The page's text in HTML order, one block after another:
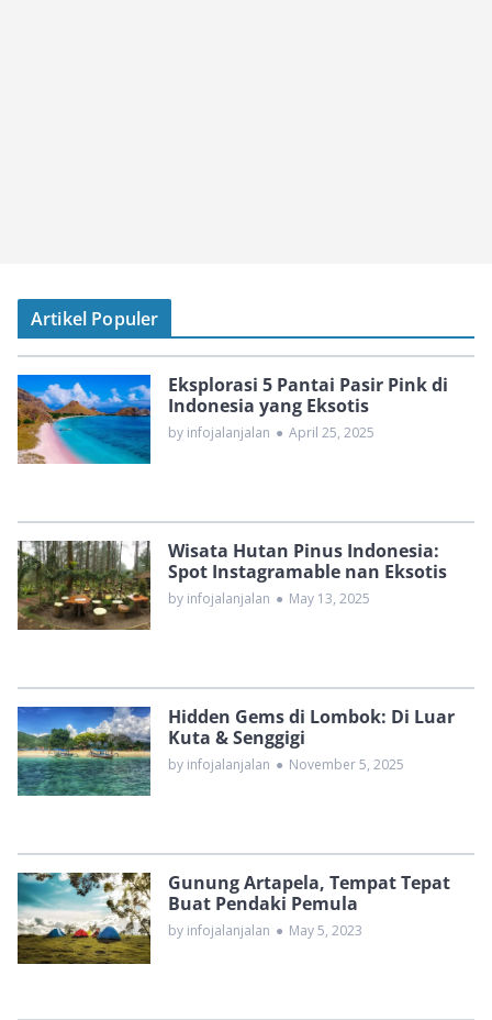
Artikel Populer
Eksplorasi 5 Pantai Pasir Pink di
Indonesia yang Eksotis
by infojalanjalan ● April 25, 2025
Wisata Hutan Pinus Indonesia:
Spot Instagramable nan Eksotis
by infojalanjalan ● May 13, 2025
Hidden Gems di Lombok: Di Luar
Kuta & Senggigi
by infojalanjalan ● November 5, 2025
Gunung Artapela, Tempat Tepat
Buat Pendaki Pemula
by infojalanjalan ● May 5, 2023